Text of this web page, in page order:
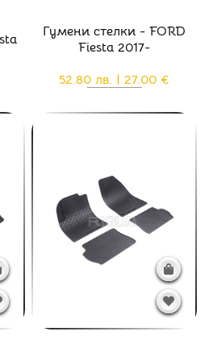
Гумени стелки - FORD
Fiesta 2017-
52.80 лв. | 27.00 €